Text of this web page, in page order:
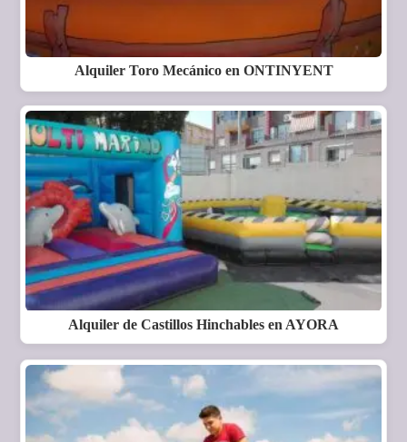
Alquiler Toro Mecánico en ONTINYENT
Alquiler de Castillos Hinchables en AYORA